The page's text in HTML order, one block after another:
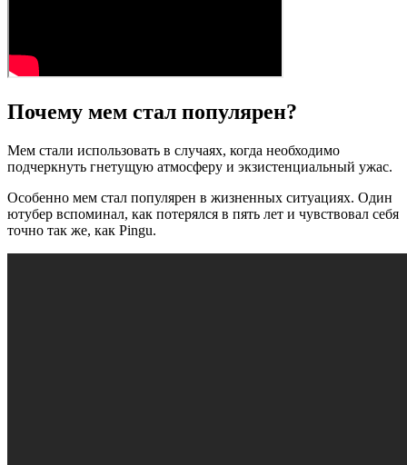
Почему мем стал популярен?
Мем стали использовать в случаях, когда необходимо
подчеркнуть гнетущую атмосферу и экзистенциальный ужас.
Особенно мем стал популярен в жизненных ситуациях. Один
ютубер вспоминал, как потерялся в пять лет и чувствовал себя
точно так же, как Pingu.